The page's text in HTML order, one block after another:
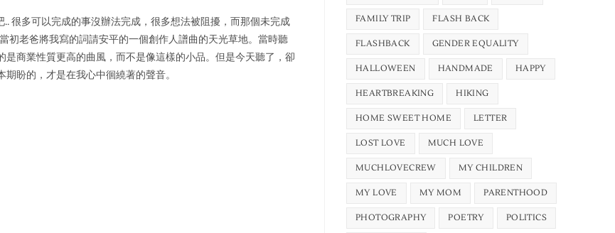
.. 很多可以完成的事沒辦法完成，很多想法被阻擾，而那個未完成
初老爸將我寫的詞請安平的一個創作人譜曲的天光草地。當時聽
是商業性質更高的曲風，而不是像這樣的小品。但是今天聽了，卻
期盼的，才是在我心中徊繞著的聲音。
FAMILY TRIP FLASH BACK
FLASHBACK GENDER EQUALITY
HALLOWEEN HANDMADE HAPPY
HEARTBREAKING HIKING
HOME SWEET HOME LETTER
LOST LOVE MUCH LOVE
MUCHLOVECREW MY CHILDREN
MY LOVE MY MOM PARENTHOOD
PHOTOGRAPHY POETRY POLITICS